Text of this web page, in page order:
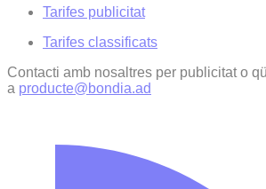
Tarifes publicitat
Tarifes classificats
Contacti amb nosaltres per publicitat o
a producte@bondia.ad